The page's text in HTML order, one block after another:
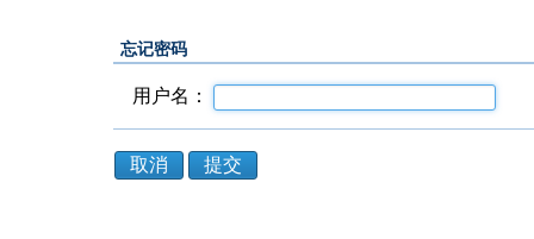
忘记密码
用户名：
取消 提交